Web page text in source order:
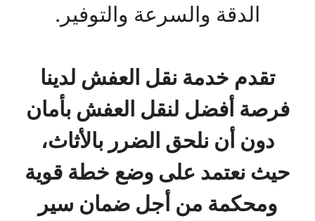
الدقة والسرعة والتوفير.
تقدم خدمة نقل العفش لدينا
فرصة أفضل لنقل العفش بأمان
دون أن نلحق الضرر بالأثاث،
حيث نعتمد على وضع خطة قوية
ومحكمة من أجل ضمان سير